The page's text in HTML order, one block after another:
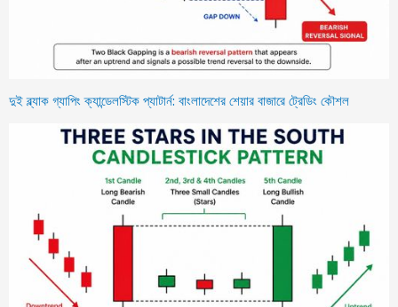
দুই ব্ল্যাক গ্যাপিং ক্যান্ডেলস্টিক প্যাটার্ন: বাংলাদেশের শেয়ার বাজারে ট্রেডিং কৌশল